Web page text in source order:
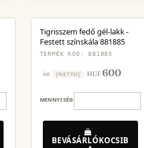
Tigrisszem fedő gél-lakk -
Festett színskála 881885
TERMÉK KÓD: 881885
ÁR [NETTO] HUF600
MENNYISÉG
BEVÁSÁRLÓKOCSIB